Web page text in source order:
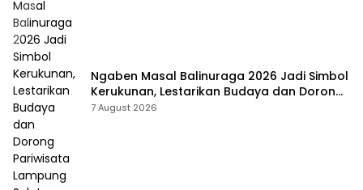
Ngaben Masal Balinuraga 2026 Jadi Simbol
Kerukunan, Lestarikan Budaya dan Dorong
Pariwisata Lampung Selatan
7 August 2026